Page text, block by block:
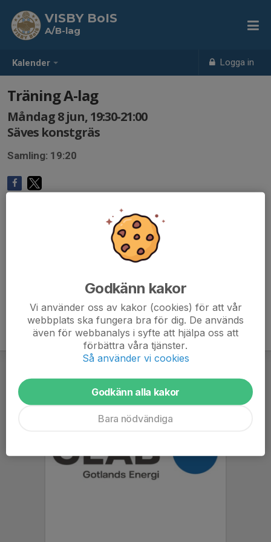
Kalender Logga in
VISBY BoIS
A/B-lag
Träning A-lag
Måndag 8 jun, 19:30-21:00
Säves konstgräs
Samling: 19:20
Godkänn kakor
Vi använder oss av kakor (cookies) för att vår
webbplats ska fungera bra för dig. De används
även för webbanalys i syfte att hjälpa oss att
förbättra våra tjänster.
Så använder vi cookies
Godkänn alla kakor
Bara nödvändiga